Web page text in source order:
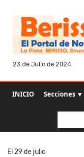
23 de Julio de 2024
INICIO Secciones ▼
El 29 de julio